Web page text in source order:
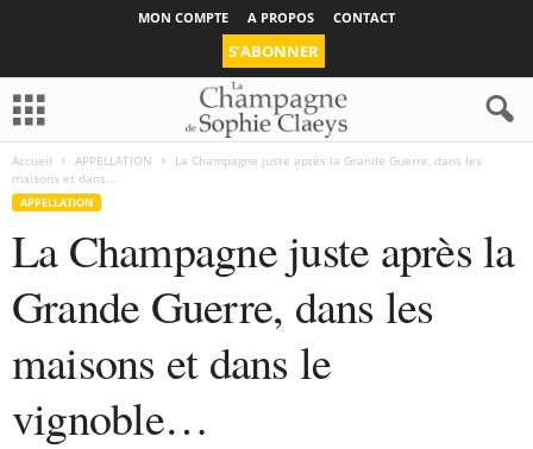
MON COMPTE A PROPOS CONTACT
S’ABONNER
Accueil APPELLATION
La Champagne juste après la Grande Guerre, dans les
maisons et dans...
APPELLATION
La Champagne juste après la
Grande Guerre, dans les
maisons et dans le
vignoble…